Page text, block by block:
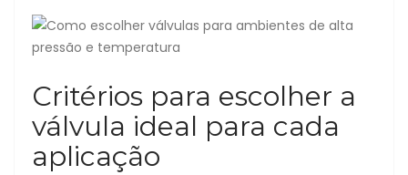
Critérios para escolher a
válvula ideal para cada
aplicação